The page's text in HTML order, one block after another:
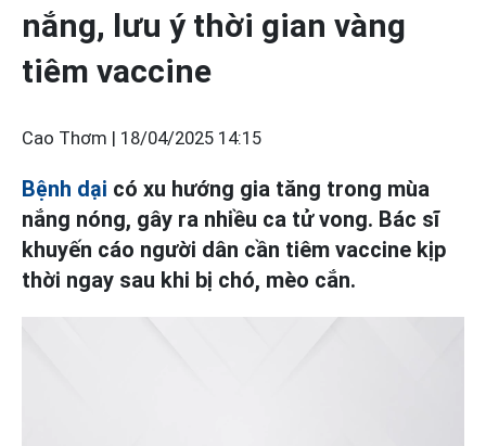
nắng, lưu ý thời gian vàng
tiêm vaccine
Cao Thơm | 18/04/2025 14:15
Bệnh dại có xu hướng gia tăng trong mùa
nắng nóng, gây ra nhiều ca tử vong. Bác sĩ
khuyến cáo người dân cần tiêm vaccine kịp
thời ngay sau khi bị chó, mèo cắn.